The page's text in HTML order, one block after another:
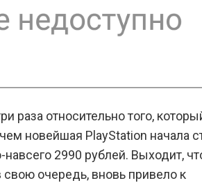
раза относительно того,
новейшая PlayStation начала
2990 рублей. Выходит,
свою очередь, вновь привело к